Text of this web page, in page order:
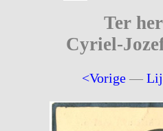
Ter
Cyriel-
<Vorige —